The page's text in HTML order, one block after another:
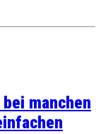
manchen